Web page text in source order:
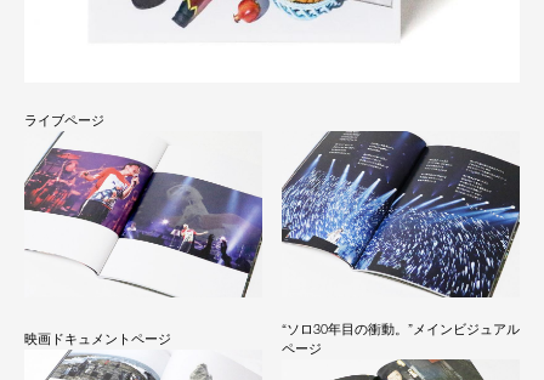
ライブページ
映画ドキュメントページ
“ソロ30年目の衝動。”メインビジュアル
ページ